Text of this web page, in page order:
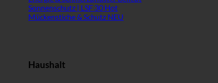
Sonnenschutz | LSF 30
Mückenstiche & Schutz
Haushalt